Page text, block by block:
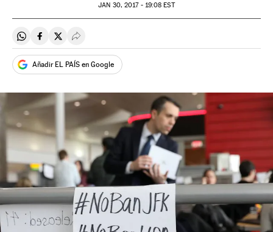
JAN 30, 2017 - 19:08 EST
Compartir en Whatsapp
Compartir en Facebook
Compartir en Twitter
Desplegar Redes Sociales
Añadir EL PAÍS en Google